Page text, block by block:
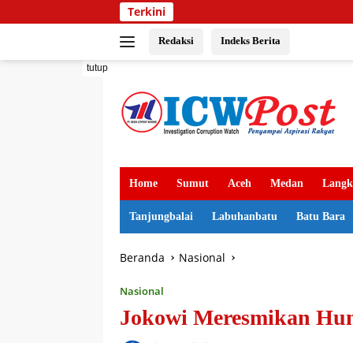
ke
Terkini
Redaksi Indeks Berita
tutup
Home Sumut Aceh Medan
Tanjungbalai Labuhanbatu Batu Bara
Beranda Nasional
Nasional
Jokowi Meresmikan